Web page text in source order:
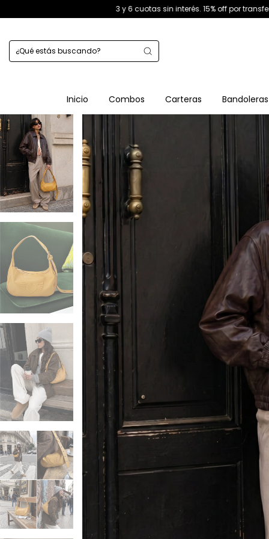
3 y 6 cuotas sin interés. 15% off por transferencia. 10% off extra
Inicio Combos Carteras Bandoleras